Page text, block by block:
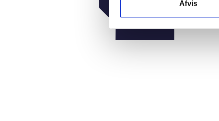
Afvis